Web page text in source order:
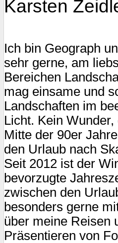
Karsten
Ich bin Geograph
sehr gerne, am
Bereichen
mag einsame und
Landschaften im
Licht. Kein
Mitte der 90er
den Urlaub nach
Seit 2012 ist der
bevorzugte
zwischen den
besonders gerne
über meine Reisen
Präsentieren von